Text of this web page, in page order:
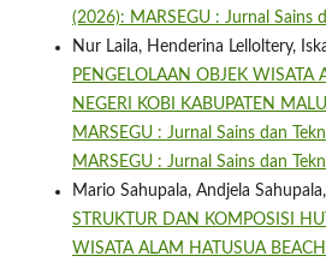
(2026): MARSEGU : Jurnal Sains
Nur Laila, Henderina Lelloltery,
PENGELOLAAN OBJEK WISATA
NEGERI KOBI KABUPATEN
MARSEGU : Jurnal Sains dan
MARSEGU : Jurnal Sains dan
Mario Sahupala, Andjela
STRUKTUR DAN KOMPOSISI
WISATA ALAM HATUSUA